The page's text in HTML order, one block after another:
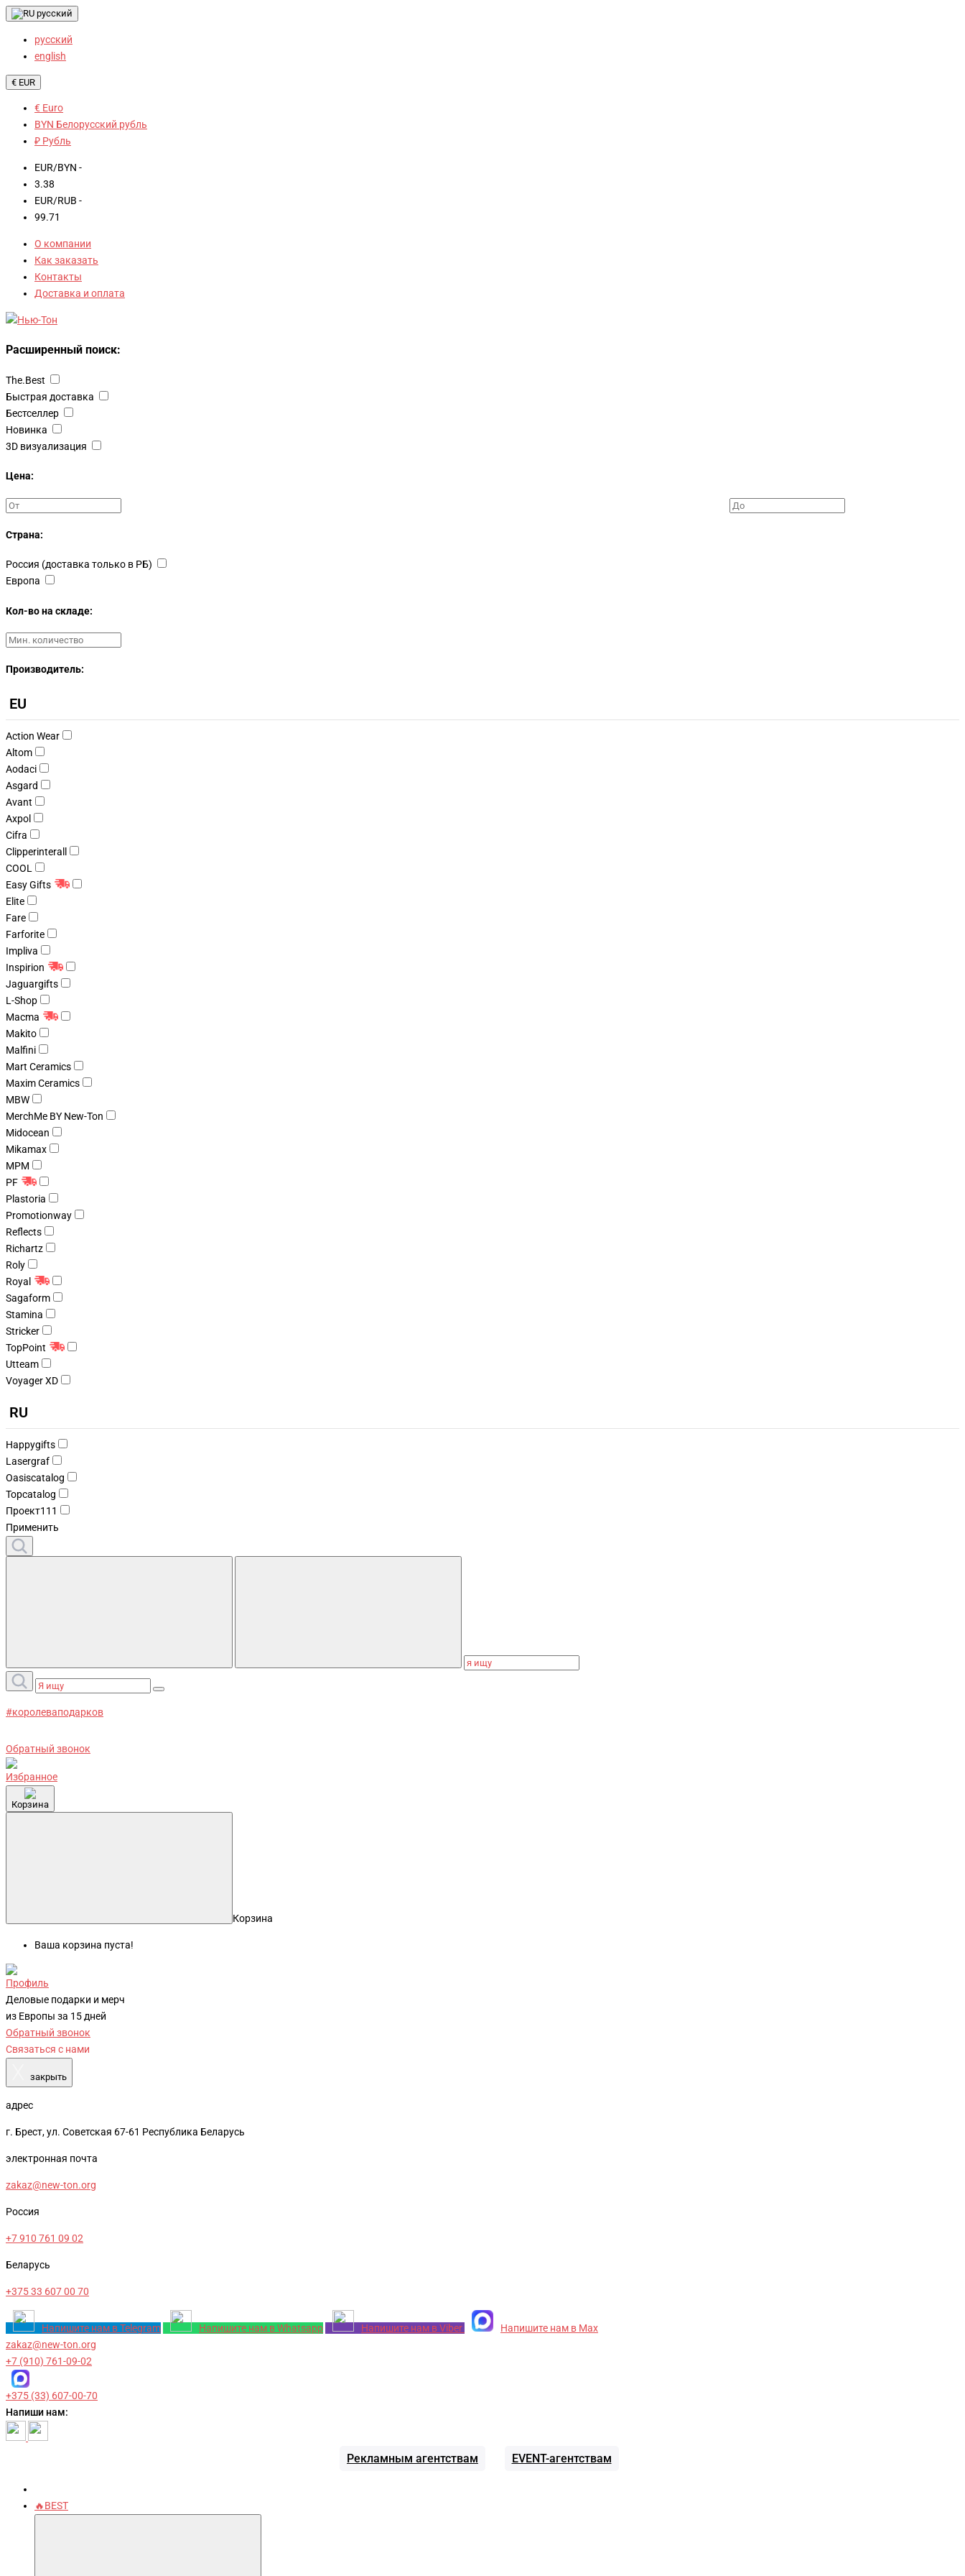
русский
русский
english
€ EUR
€ Euro
BYN Белорусский рубль
₽ Рубль
EUR/BYN -
3.38
EUR/RUB -
99.71
О компании
Как заказать
Контакты
Доставка и оплата
Расширенный поиск:
The.Best
Быстрая доставка
Бестселлер
Новинка
3D визуализация
Цена:
Страна:
Россия (доставка только в РБ)
Европа
Кол-во на складе:
Производитель:
EU
Action Wear
Altom
Aodaci
Asgard
Avant
Axpol
Cifra
Clipperinterall
COOL
Easy Gifts
Elite
Fare
Farforite
Impliva
Inspirion
Jaguargifts
L-Shop
Macma
Makito
Malfini
Mart Ceramics
Maxim Ceramics
MBW
MerchMe BY New-Ton
Midocean
Mikamax
MPM
PF
Plastoria
Promotionway
Reflects
Richartz
Roly
Royal
Sagaform
Stamina
Stricker
TopPoint
Utteam
Voyager XD
RU
Happygifts
Lasergraf
Oasiscatalog
Topcatalog
Проект111
Применить
#королеваподарков
Обратный звонок
Избранное
Корзина
Корзина
Ваша корзина пуста!
Профиль
Деловые подарки и мерч
из Европы за 15 дней
Обратный звонок
Связаться с нами
закрыть
адрес
г. Брест, ул. Советская 67-61 Республика Беларусь
электронная почта
zakaz@new-ton.org
Россия
+7 910 761 09 02
Беларусь
+375 33 607 00 70
Напишите нам в Telegram Напишите нам в Whatsapp Напишите нам в Viber
Напишите нам в Max
zakaz@new-ton.org
+7 (910) 761-09-02
+375 (33) 607-00-70
Напиши нам:
Рекламным агентствам EVENT-агентствам
🔥BEST